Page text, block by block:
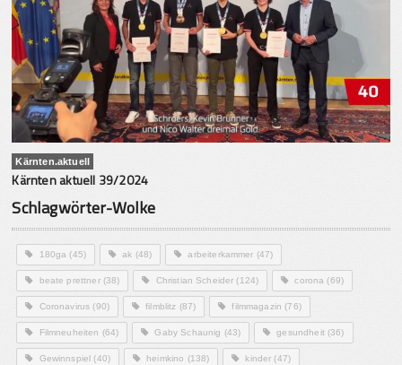
Kärnten.aktuell
Kärnten aktuell 39/2024
Schlagwörter-Wolke
180ga (45) ak (48) arbeiterkammer (47)
beate prettner(38) Christian Scheider (124) corona (69)
Coronavirus (90) filmblitz (87) filmmagazin (76)
Filmneuheiten (64) Gaby Schaunig (43) gesundheit(36)
Gewinnspiel (40) heimkino (138) kinder (47)